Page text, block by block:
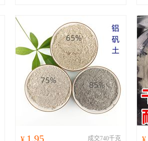
¥ 1.95
成交740千克
¥